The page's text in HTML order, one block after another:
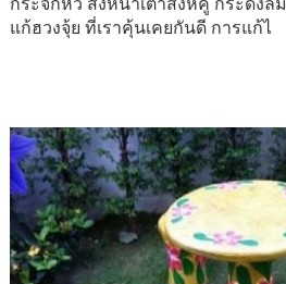
กระจกหัว สิงห์น้ำเต้าสิงห์คู่ กระดิ่งล
แก้ฮวงจุ้ย ที่เราคุ้นเคยกันดี การแก้ไ